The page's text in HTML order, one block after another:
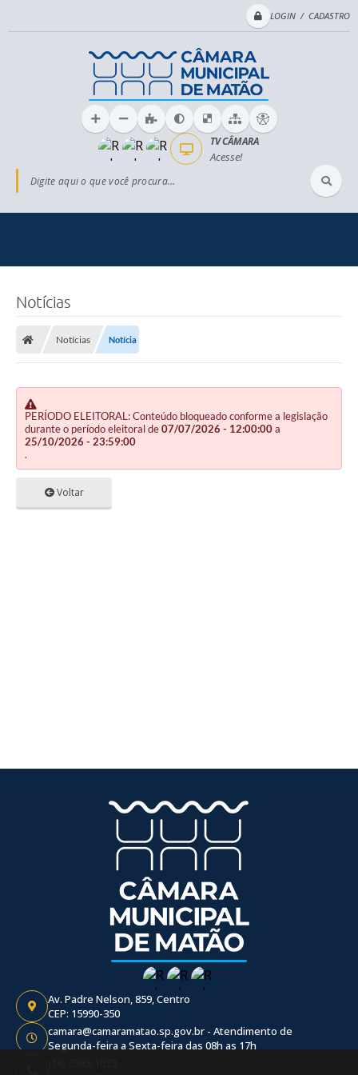
LOGIN / CADASTRO
Digite aqui o que você procura...
TV CÂMARA
Acesse!
Notícias
Notícias Notícia
PERÍODO ELEITORAL: Conteúdo bloqueado conforme a legislação
durante o período eleitoral de07/07/2026 - 12:00:00a
25/10/2026 - 23:59:00
.
Voltar
Av. Padre Nelson, 859, Centro
CEP: 15990-350
camara@camaramatao.sp.gov.br - Atendimento de
Segunda-feira a Sexta-feira das 08h as 17h